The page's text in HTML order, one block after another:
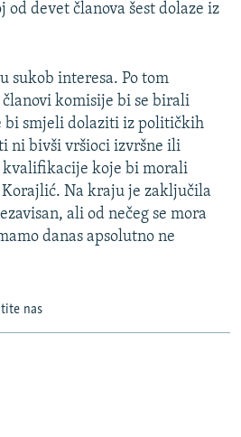
devet članova šest dolaze iz
sukob interesa. Po tom
komisije bi se birali
bi smjeli dolaziti iz političkih
ni bivši vršioci izvršne ili
kvalifikacije koje bi morali
Korajlić. Na kraju je zaključila
ali od nečeg se mora
danas apsolutno ne
nas